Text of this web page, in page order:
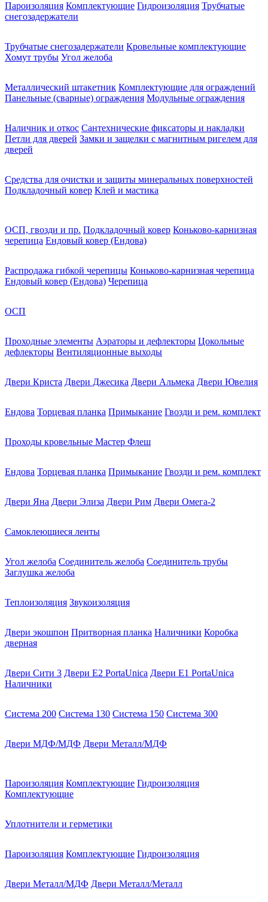
Пароизоляция Комплектующие Гидроизоляция Трубчатые
снегозадержатели
Трубчатые снегозадержатели Кровельные комплектующие
Хомут трубы Угол желоба
Металлический штакетник Комплектующие для ограждений
Панельные (сварные) ограждения Модульные ограждения
Наличник и откос Сантехнические фиксаторы и накладки
Петли для дверей Замки и защелки с магнитным ригелем для
дверей
Средства для очистки и защиты минеральных поверхностей
Подкладочный ковер Клей и мастика
ОСП, гвозди и пр. Подкладочный ковер Коньково-карнизная
черепица Ендовый ковер (Ендова)
Распродажа гибкой черепицы Коньково-карнизная черепица
Ендовый ковер (Ендова) Черепица
ОСП
Проходные элементы Аэраторы и дефлекторы Цокольные
дефлекторы Вентиляционные выходы
Двери Криста Двери Джесика Двери Альмека Двери Ювелия
Ендова Торцевая планка Примыкание Гвозди и рем. комплект
Проходы кровельные Мастер Флеш
Ендова Торцевая планка Примыкание Гвозди и рем. комплект
Двери Яна Двери Элиза Двери Рим Двери Омега-2
Самоклеющиеся ленты
Угол желоба Соединитель желоба Соединитель трубы
Заглушка желоба
Теплоизоляция Звукоизоляция
Двери экошпон Притворная планка Наличники Коробка
дверная
Двери Сити 3 Двери E2 PortaUnica Двери E1 PortaUnica
Наличники
Система 200 Система 130 Система 150 Система 300
Двери МДФ/МДФ Двери Металл/МДФ
Пароизоляция Комплектующие Гидроизоляция
Комплектующие
Уплотнители и герметики
Пароизоляция Комплектующие Гидроизоляция
Двери Металл/МДФ Двери Металл/Металл